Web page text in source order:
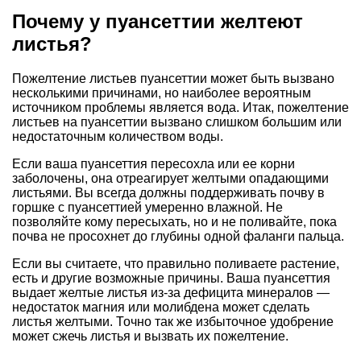
Почему у пуансеттии желтеют
листья?
Пожелтение листьев пуансеттии может быть вызвано
несколькими причинами, но наиболее вероятным
источником проблемы является вода. Итак, пожелтение
листьев на пуансеттии вызвано слишком большим или
недостаточным количеством воды.
Если ваша пуансеттия пересохла или ее корни
заболочены, она отреагирует желтыми опадающими
листьями. Вы всегда должны поддерживать почву в
горшке с пуансеттией умеренно влажной. Не
позволяйте кому пересыхать, но и не поливайте, пока
почва не просохнет до глубины одной фаланги пальца.
Если вы считаете, что правильно поливаете растение,
есть и другие возможные причины. Ваша пуансеттия
выдает желтые листья из-за дефицита минералов —
недостаток магния или молибдена может сделать
листья желтыми. Точно так же избыточное удобрение
может сжечь листья и вызвать их пожелтение.